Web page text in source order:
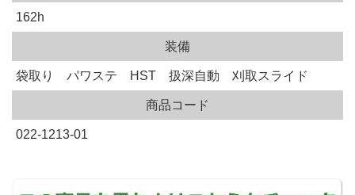
162h
装備
袋取り パワステ HST 扱深自動 刈取スライド
商品コード
022-1213-01